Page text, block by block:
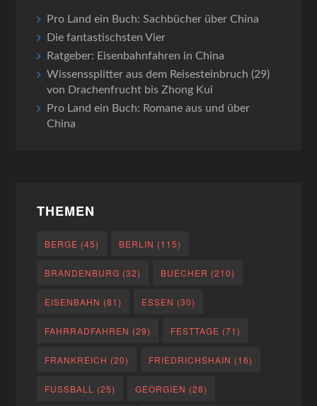
Pro Land ein Buch: Sachbücher über China
Die fantastischsten Vier
Ratgeber: Eisenbahnfahren in China
Wissenssplitter aus dem Reisesteinbruch (29)
von Drachenfrucht bis Zhong Kui
Pro Land ein Buch: Romane aus und über
China
THEMEN
BERGE (45) BERLIN (115)
BRANDENBURG (32) BUECHER (210)
EISENBAHN (81) ESSEN (30)
FAHRRADFAHREN (29) FESTTAGE (71)
FRANKREICH (20) FRIEDRICHSHAIN (16)
FUSSBALL (25) GEORGIEN (28)